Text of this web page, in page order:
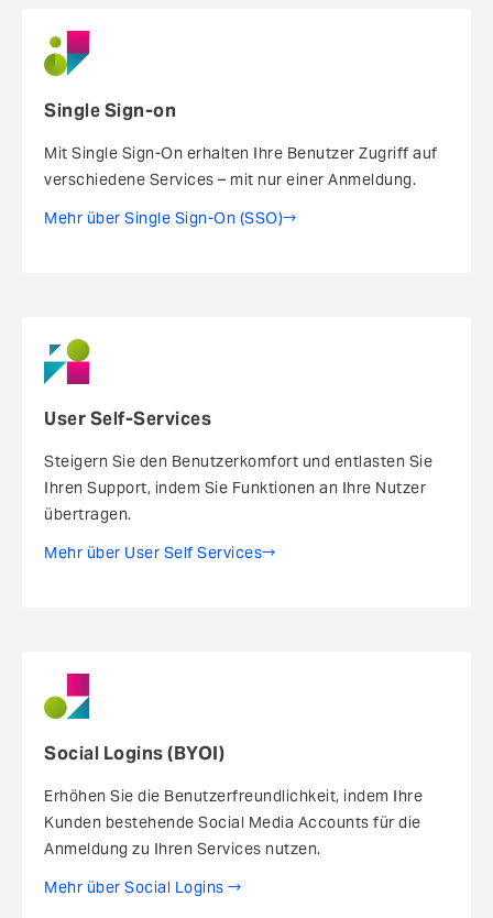
Single Sign-on
Mit Single Sign-On erhalten Ihre Benutzer Zugriff auf
verschiedene Services – mit nur einer Anmeldung.
Mehr über Single Sign-On (SSO)
User Self-Services
Steigern Sie den Benutzerkomfort ­und entlasten Sie
Ihren Support, indem Sie Funktionen an Ihre Nutzer
übertragen.
Mehr über User Self Services
Social Logins (BYOI)
Erhöhen Sie die Benutzerfreundlichkeit, indem Ihre
Kunden bestehende Social Media Accounts für die
Anmeldung zu Ihren Services nutzen.
Mehr über Social Logins